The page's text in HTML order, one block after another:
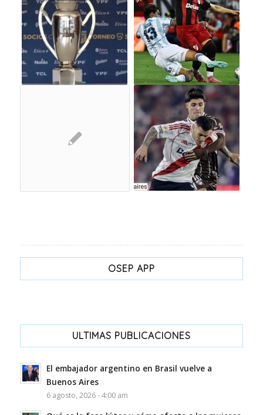
OSEP APP
ULTIMAS PUBLICACIONES
El embajador argentino en Brasil vuelve a
Buenos Aires
6 agosto, 2026 - 4:00 am